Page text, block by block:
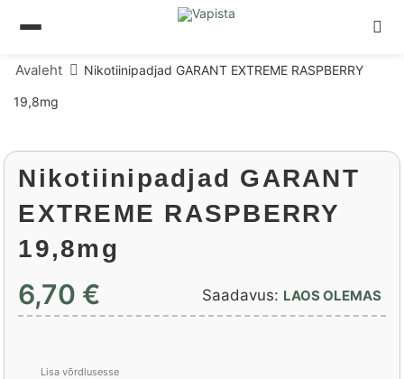
Avaleht Nikotiinipadjad GARANT EXTREME RASPBERRY
19,8mg
Nikotiinipadjad GARANT
EXTREME RASPBERRY
19,8mg
6,70 € Saadavus: LAOS OLEMAS
Lisa võrdlusesse